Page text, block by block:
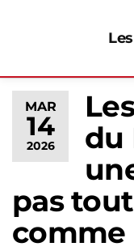
MAR
14
2026
du
pas
comme